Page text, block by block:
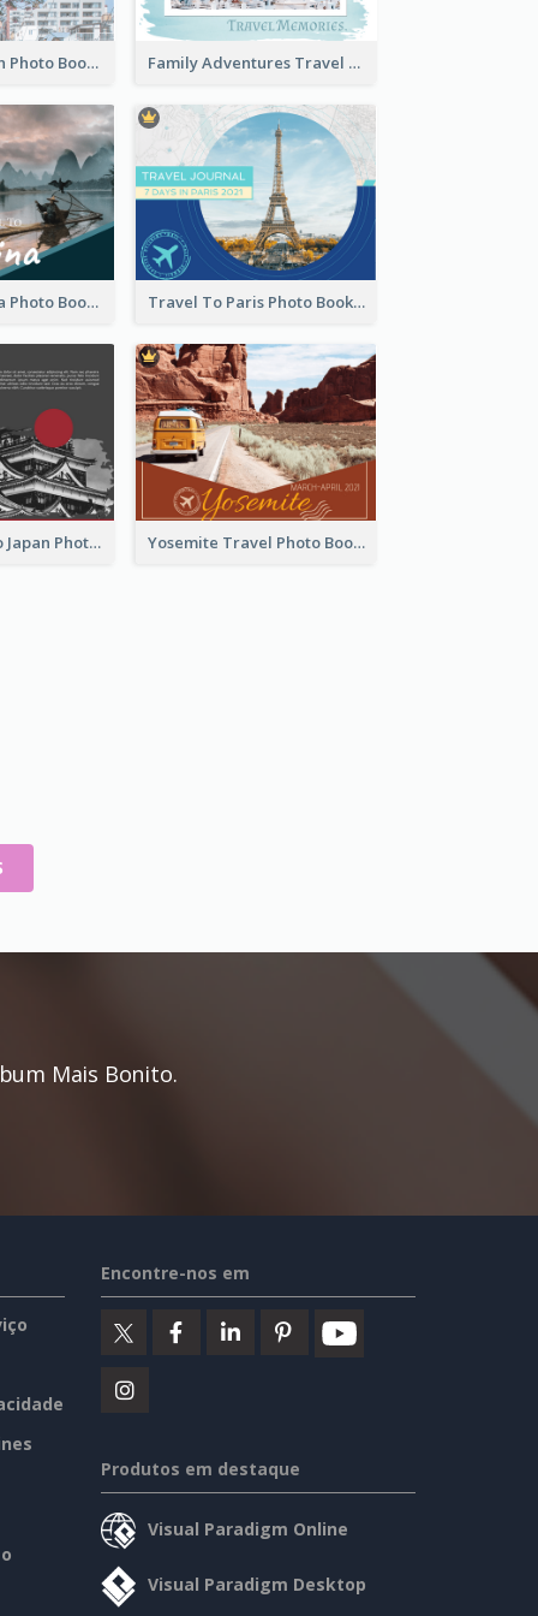
Travel To Japan Photo Book Family Adventures Travel Photo Book
Travel To China Photo Book Travel To Paris Photo Book
Black Travel To Japan Photo Book Yosemite Travel Photo Book
Mais Bonito.
Encontre-nos em
Produtos em destaque
Visual Paradigm Online
Visual Paradigm Desktop